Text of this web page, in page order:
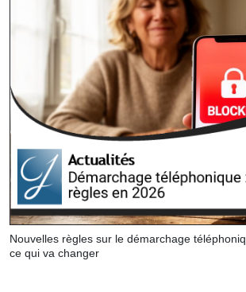
Nouvelles règles sur le démarchage
ce qui va changer